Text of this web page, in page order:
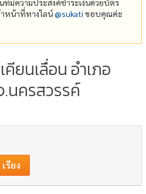
ที่มีความประสงค์ชำระเงินด้วยบัตร
าหน้าที่ทางไลน์@‌sukati ขอบคุณค่ะ
ยนเลื่อน อำเภอ
.นครสวรรค์